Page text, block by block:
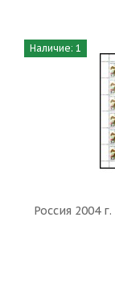
Наличие: 1
Россия 2004